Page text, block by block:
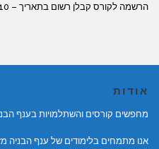
הרשמה לקורס קבלן רשום בתאריך – 30.10
אודות
מחפשים קורסים והשתלמויות בענף
אנו מתמחים בלימודים של ענף הבניה